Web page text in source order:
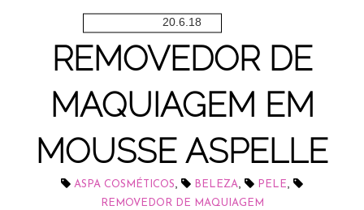
20.6.18
REMOVEDOR DE
MAQUIAGEM EM
MOUSSE ASPELLE
ASPA COSMÉTICOS, BELEZA, PELE,
REMOVEDOR DE MAQUIAGEM